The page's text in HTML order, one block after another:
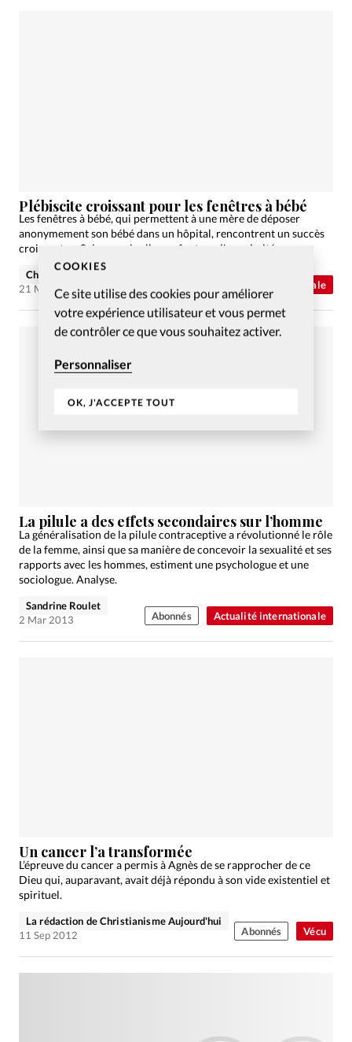
COOKIES
Ce site utilise des cookies pour améliorer
votre expérience utilisateur et vous permet
de contrôler ce que vous souhaitez activer.
Personnaliser
OK, J'ACCEPTE TOUT
Actualité internationale
Plébiscite croissant pour les fenêtres à bébé
Les fenêtres à bébé, qui permettent à une mère de déposer
anonymement son bébé dans un hôpital, rencontrent un succès
croissant en Suisse, mais elles ne font pas l'unanimité.
Christian Willi
21 Mar 2013
Actualité internationale
La pilule a des effets secondaires sur l’homme
La généralisation de la pilule contraceptive a révolutionné le rôle
de la femme, ainsi que sa manière de concevoir la sexualité et ses
rapports avec les hommes, estiment une psychologue et une
sociologue. Analyse.
Sandrine Roulet
2 Mar 2013
Abonnés
Vécu
Un cancer l’a transformée
L’épreuve du cancer a permis à Agnès de se rapprocher de ce
Dieu qui, auparavant, avait déjà répondu à son vide existentiel et
spirituel.
La rédaction de Christianisme Aujourd'hui
11 Sep 2012
Abonnés